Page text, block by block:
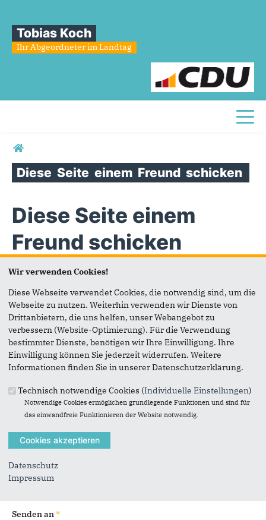
Tobias Koch
Ihr Abgeordneter im Landtag
Sie sind hier
Diese Seite einem Freund schicken
Diese Seite einem
Freund schicken
Seite versenden
Vielen Dank, dass Sie die Inhalte unserer Homepage
weiterempfehlen.
Anmerkung: Ihre E-Mail-Adresse wird benötigt um die
Personen, denen Sie die Seite weiterempfehlen, zu
informieren, von wem die Empfehlung kommt, und dass es
kein Spam ist.
Das mit * gekennzeichnete Feld ist ein Pflichtfeld.
Eigene E-Mail-Adresse*
Eigener Name
Senden an*
Wir verwenden Cookies!
Diese Webseite verwendet Cookies, die notwendig sind, um die
Webseite zu nutzen. Weiterhin verwenden wir Dienste von
Drittanbietern, die uns helfen, unser Webangebot zu
verbessern (Website-Optimierung). Für die Verwendung
bestimmter Dienste, benötigen wir Ihre Einwilligung. Ihre
Einwilligung können Sie jederzeit widerrufen. Weitere
Informationen finden Sie in unserer Datenschutzerklärung.
Technisch notwendige Cookies (Individuelle Einstellungen)
Notwendige Cookies ermöglichen grundlegende Funktionen und sind für
das einwandfreie Funktionieren der Website notwendig.
Datenschutz
Impressum